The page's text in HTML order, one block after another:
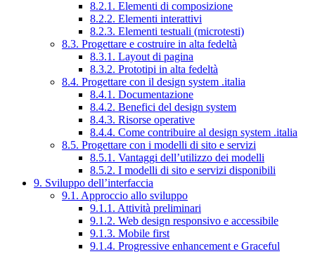
8.2.1. Elementi di composizione
8.2.2. Elementi interattivi
8.2.3. Elementi testuali (microtesti)
8.3. Progettare e costruire in alta fedeltà
8.3.1. Layout di pagina
8.3.2. Prototipi in alta fedeltà
8.4. Progettare con il design system .italia
8.4.1. Documentazione
8.4.2. Benefici del design system
8.4.3. Risorse operative
8.4.4. Come contribuire al design system .italia
8.5. Progettare con i modelli di sito e servizi
8.5.1. Vantaggi dell’utilizzo dei modelli
8.5.2. I modelli di sito e servizi disponibili
9. Sviluppo dell’interfaccia
9.1. Approccio allo sviluppo
9.1.1. Attività preliminari
9.1.2. Web design responsivo e accessibile
9.1.3. Mobile first
9.1.4. Progressive enhancement e Graceful